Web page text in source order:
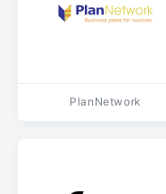
PlanNetwork